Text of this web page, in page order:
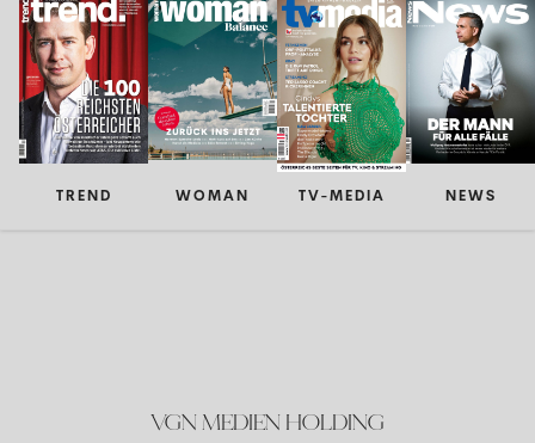
TREND WOMAN TV-MEDIA NEWS
VGN MEDIEN HOLDING